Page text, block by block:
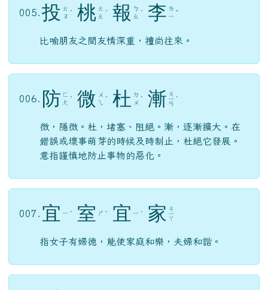
投ㄊ
ㄡ ˊ 桃 ㄊ
ㄠ ˊ 報ㄅ
ㄠ
李ㄌ
ㄧˇ
006.防 ㄈ
ㄤ ˊ 微 ˊ 杜
ㄉ
ㄨˋ 漸ㄐ
ㄧ
ㄢ
ˋ
微，隱微。杜，堵塞、阻絕。漸，逐漸擴大。在
007.宜ㄧ ˊ 室 ㄕ 宜ㄧˊ 家 ㄧ
ㄚ